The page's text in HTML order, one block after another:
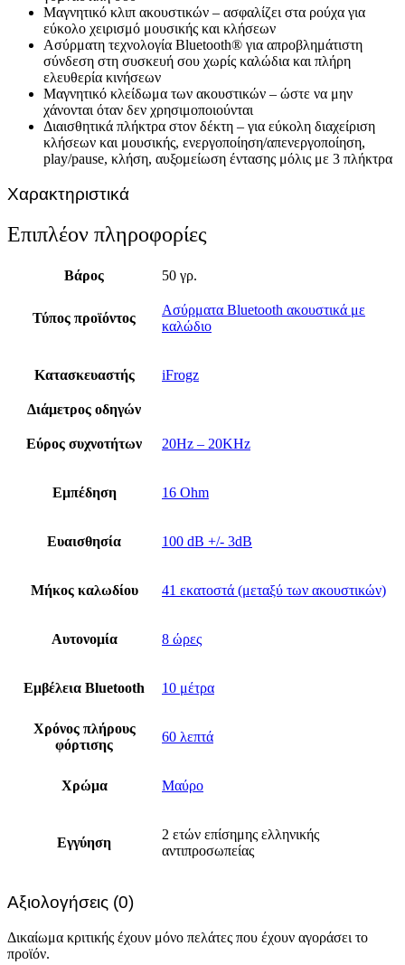
Μαγνητικό κλιπ ακουστικών – ασφαλίζει στα ρούχα για
εύκολο χειρισμό μουσικής και κλήσεων
Ασύρματη τεχνολογία Bluetooth® για απροβλημάτιστη
σύνδεση στη συσκευή σου χωρίς καλώδια και πλήρη
ελευθερία κινήσεων
Μαγνητικό κλείδωμα των ακουστικών – ώστε να μην
χάνονται όταν δεν χρησιμοποιούνται
Διαισθητικά πλήκτρα στον δέκτη – για εύκολη διαχείριση
κλήσεων και μουσικής, ενεργοποίηση/απενεργοποίηση,
play/pause, κλήση, αυξομείωση έντασης μόλις με 3 πλήκτρα
Χαρακτηριστικά
Επιπλέον πληροφορίες
Βάρος 50 γρ.
Τύπος προϊόντος
Ασύρματα Bluetooth ακουστικά με
καλώδιο
Κατασκευαστής iFrogz
Διάμετρος οδηγών
Εύρος συχνοτήτων 20Hz – 20KHz
Εμπέδηση 16 Ohm
Ευαισθησία 100 dB +/- 3dB
Μήκος καλωδίου 41 εκατοστά (μεταξύ των ακουστικών)
Αυτονομία 8 ώρες
Εμβέλεια Bluetooth 10 μέτρα
Χρόνος πλήρους
φόρτισης
60 λεπτά
Χρώμα Μαύρο
Εγγύηση
2 ετών επίσημης ελληνικής
αντιπροσωπείας
Αξιολογήσεις (0)
Δικαίωμα κριτικής έχουν μόνο πελάτες που έχουν αγοράσει το
προϊόν.